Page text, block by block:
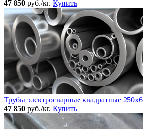
47 850 руб./кг. Купить
Трубы электросварные квадратные 250x6
47 850 руб./кг. Купить